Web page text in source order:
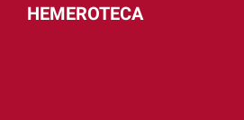
HEMEROTECA